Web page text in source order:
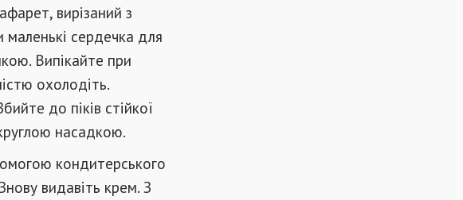
вирізаний з
сердечка для
Випікайте при
охолодіть.
до піків стійкої
насадкою.
кондитерського
видавіть крем. З